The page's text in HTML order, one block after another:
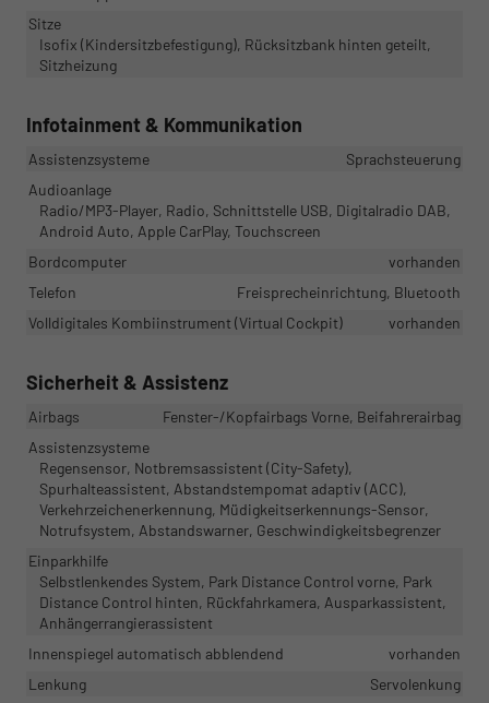
Sitze
Isofix (Kindersitzbefestigung), Rücksitzbank hinten geteilt,
Sitzheizung
Infotainment & Kommunikation
Assistenzsysteme
Sprachsteuerung
Audioanlage
Radio/MP3-Player, Radio, Schnittstelle USB, Digitalradio DAB,
Android Auto, Apple CarPlay, Touchscreen
Bordcomputer
vorhanden
Telefon
Freisprecheinrichtung, Bluetooth
Volldigitales Kombiinstrument (Virtual Cockpit)
vorhanden
Sicherheit & Assistenz
Airbags
Fenster-/Kopfairbags Vorne, Beifahrerairbag
Assistenzsysteme
Regensensor, Notbremsassistent (City-Safety),
Spurhalteassistent, Abstandstempomat adaptiv (ACC),
Verkehrzeichenerkennung, Müdigkeitserkennungs-Sensor,
Notrufsystem, Abstandswarner, Geschwindigkeitsbegrenzer
Einparkhilfe
Selbstlenkendes System, Park Distance Control vorne, Park
Distance Control hinten, Rückfahrkamera, Ausparkassistent,
Anhängerrangierassistent
Innenspiegel automatisch abblendend
vorhanden
Lenkung
Servolenkung